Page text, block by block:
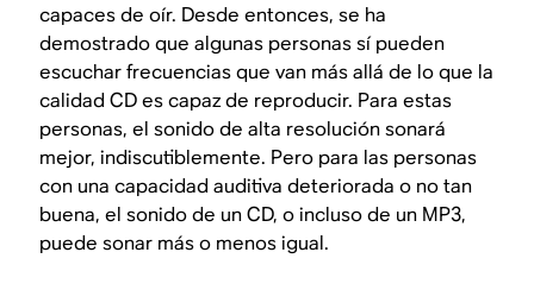
capaces de oír. Desde entonces, se ha
demostrado que algunas personas sí pueden
escuchar frecuencias que van más allá de lo que la
calidad CD es capaz de reproducir. Para estas
personas, el sonido de alta resolución sonará
mejor, indiscutiblemente. Pero para las personas
con una capacidad auditiva deteriorada o no tan
buena, el sonido de un CD, o incluso de un MP3,
puede sonar más o menos igual.